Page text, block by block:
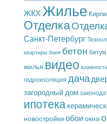
ЖКХЖилье
Отделка
Санкт-Петербург
квартиры баня бетон битум
жилья видео влажность
гидроизоляция дача
загородный дом
ипотека
новостройки обои окна